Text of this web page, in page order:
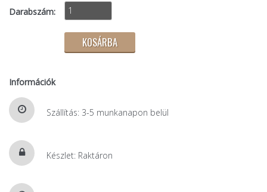
Darabszám:
Információk
Szállítás: 3-5 munkanapon belül
Készlet: Raktáron